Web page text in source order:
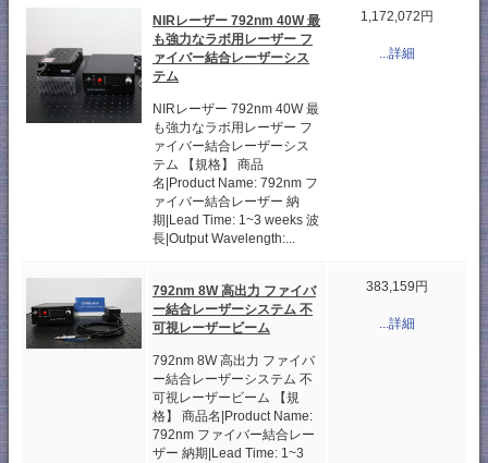
NIRレーザー 792nm 40W 最
も強力なラボ用レーザー フ
ァイバー結合レーザーシス
テム
NIRレーザー 792nm 40W 最
も強力なラボ用レーザー フ
ァイバー結合レーザーシス
テム 【規格】 商品
名|Product Name: 792nm フ
ァイバー結合レーザー 納
期|Lead Time: 1~3 weeks 波
長|Output Wavelength:...
1,172,072円
...詳細
792nm 8W 高出力 ファイバ
ー結合レーザーシステム 不
可視レーザービーム
792nm 8W 高出力 ファイバ
ー結合レーザーシステム 不
可視レーザービーム 【規
格】 商品名|Product Name:
792nm ファイバー結合レー
ザー 納期|Lead Time: 1~3
383,159円
...詳細